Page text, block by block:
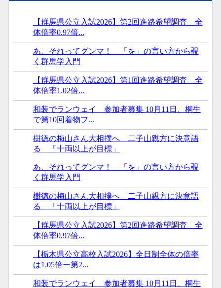
【群馬県公立入試2026】第2回進路希望調査 全
体倍率0.97倍...
あ、それってグンマ！ 「を」の言い方から覗
く群馬学入門
【群馬県公立入試2026】第1回進路希望調査 全
体倍率1.02倍...
和装でランウェイ 参加者募集 10月11日、桐生
で第10回着物フ...
樹徳の梅山さん大相撲へ 二子山親方に決意語
る 「十両以上が目標」
あ、それってグンマ！ 「を」の言い方から覗
く群馬学入門
樹徳の梅山さん大相撲へ 二子山親方に決意語
る 「十両以上が目標」
【群馬県公立入試2026】第2回進路希望調査 全
体倍率0.97倍...
【栃木県公立高校入試2026】全日制全体の倍率
は1.05倍ー第2...
和装でランウェイ 参加者募集 10月11日、桐生